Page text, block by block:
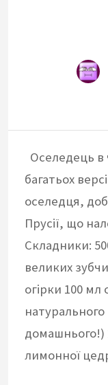
Оселедець в
багатьох
оселедця,
Прусії, що
Складники:
великих
огірки 100 мл
домашнього!)
лимонної